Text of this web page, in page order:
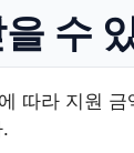
수
따라 지원